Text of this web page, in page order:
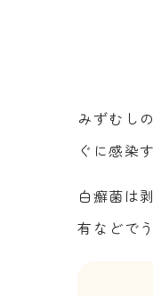
みずむし
ぐに感染
白癬菌は
有などで